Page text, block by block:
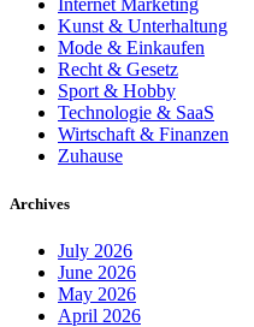
Internet Marketing
Kunst & Unterhaltung
Mode & Einkaufen
Recht & Gesetz
Sport & Hobby
Technologie & SaaS
Wirtschaft & Finanzen
Zuhause
Archives
July 2026
June 2026
May 2026
April 2026